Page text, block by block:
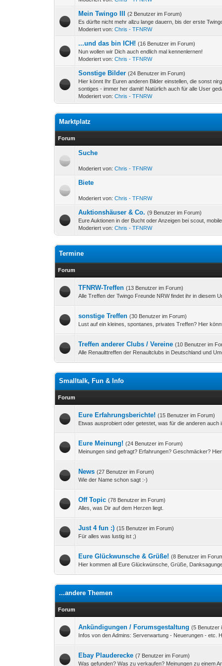
Mein Twingo III
(2 Benutzer im Forum)
Es dürfte nicht mehr allzu lange dauern, bis der erste
Moderiert von:Chris - TFNRW
...und das bin ICH! (16 Benutzer im Forum)
Nun wollen wir Dich auch endlich mal kennenlernen!
Moderiert von:Chris - TFNRW
Sonstige Bilder (24 Benutzer im Forum)
Hier könnt Ihr Euren anderen Bilder einstellen, die sonst
sontiges - immer her damit! Natürlich auch für alle User
Moderiert von:Chris - TFNRW
Marktplatz
Forum
Suche
Moderiert von:Chris - TFNRW
Biete
Moderiert von:Chris - TFNRW
Auktionshäuser & Co. (9 Benutzer im Forum)
Eure Auktionen in der Bucht oder Anzeigen bei scout,
Moderiert von:Chris - TFNRW
Termine
Forum
TFNRW-Treffen (13 Benutzer im Forum)
Alle Treffen der Twingo Freunde NRW findet ihr in diesem
sonstige Treffen (30 Benutzer im Forum)
Lust auf ein kleines, spontanes, privates Treffen? Hier
Treffen anderer Clubs / Vereine (10 Benutzer im
Alle Renaulttreffen der Renaultclubs in Deutschland und
Smalltalk, Fun & Info
Forum
Eure Erfahrungsberichte! (15 Benutzer im Forum)
Etwas ausprobiert oder getestet, was für die anderen
Eure Meinung! (24 Benutzer im Forum)
Meinungen sind gefragt? Erfahrungen? Geschmäcker?
News (27 Benutzer im Forum)
Wie der Name schon sagt :-)
Off Topic (78 Benutzer im Forum)
Alles, was Dir auf dem Herzen liegt.
Just 4 fun :) (15 Benutzer im Forum)
Für alles was lustig ist ;)
Eure Glückwunsche & Grüße! (8 Benutzer im
Hier kommen all Eure Glückwünsche, Grüße,
...andere Themen
Forum
Ankündigungen / Forumsgestaltung (5 Benutzer
Infos von den Admins: Serverwartung - Neuerungen - etc.
Ebay Plauderecke (7 Benutzer im Forum)
Was gefunden? Was zu verkaufen? Meinungen zu einem